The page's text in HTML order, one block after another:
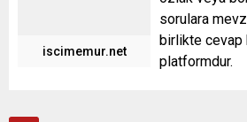
iscimemur.net
sorulara
birlikte
platformdur.